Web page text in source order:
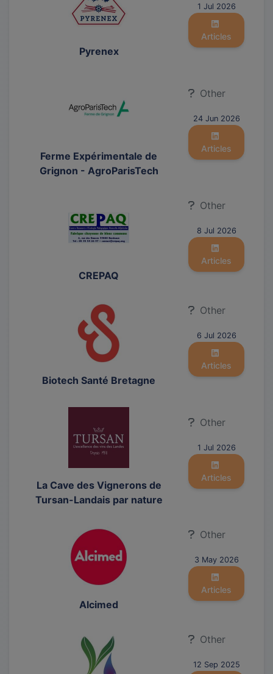
Pyrenex
1 Jul 2026
Articles
Ferme Expérimentale de
Grignon - AgroParisTech
Other
24 Jun 2026
Articles
CREPAQ
Other
8 Jul 2026
Articles
Biotech Santé Bretagne
Other
6 Jul 2026
Articles
La Cave des Vignerons de
Tursan-Landais par nature
Other
1 Jul 2026
Articles
Alcimed
Other
3 May 2026
Articles
Other
12 Sep 2025